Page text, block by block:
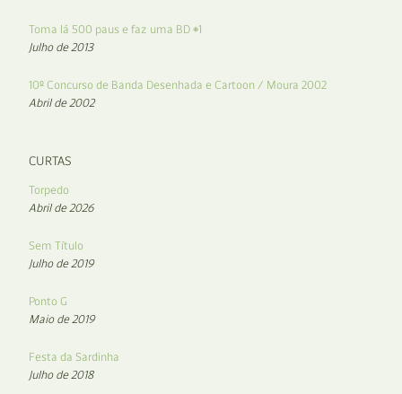
Toma lá 500 paus e faz uma BD #1
Julho de 2013
10º Concurso de Banda Desenhada e Cartoon / Moura 2002
Abril de 2002
CURTAS
Torpedo
Abril de 2026
Sem Título
Julho de 2019
Ponto G
Maio de 2019
Festa da Sardinha
Julho de 2018